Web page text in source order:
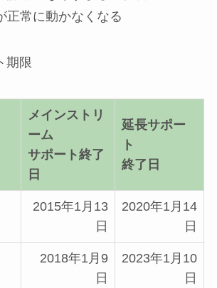
正常に動かなくなる
期限
メインストリ
ーム
サポート終了
日
延長サポー
ト
終了日
2015年1月13
日
2020年1月14
日
2018年1月9
日
2023年1月10
日